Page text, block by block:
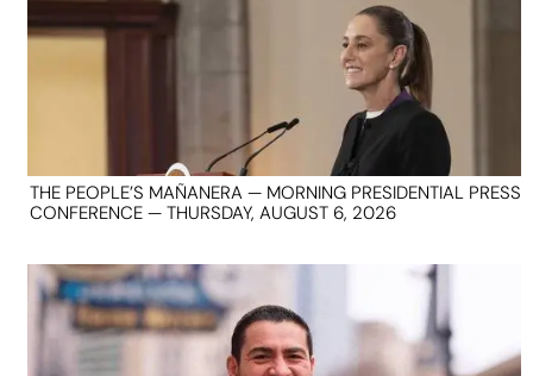
THE PEOPLE’S MAÑANERA — MORNING PRESIDENTIAL PRESS
CONFERENCE — THURSDAY, AUGUST 6, 2026